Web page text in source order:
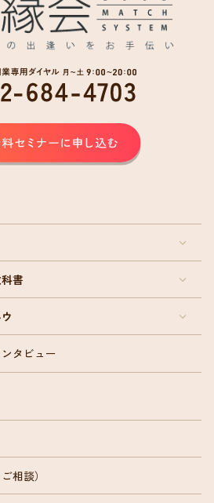
書
タビュー
相談）